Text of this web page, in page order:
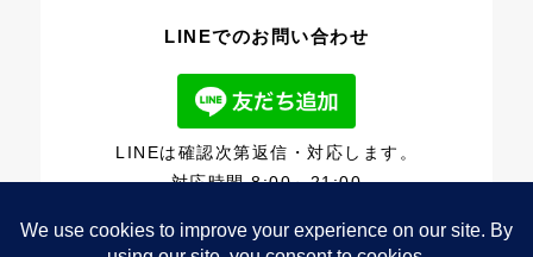
LINEでのお問い合わせ
LINEは確認次第返信・対応します。
対応時間 8:00～21:00